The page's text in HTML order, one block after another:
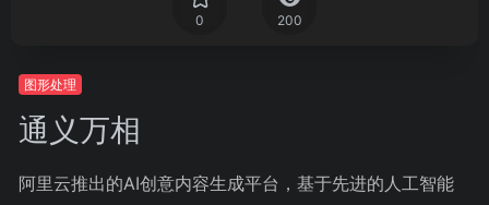
0 200
图形处理
通义万相
阿里云推出的AI创意内容生成平台，基于先进的人工智能